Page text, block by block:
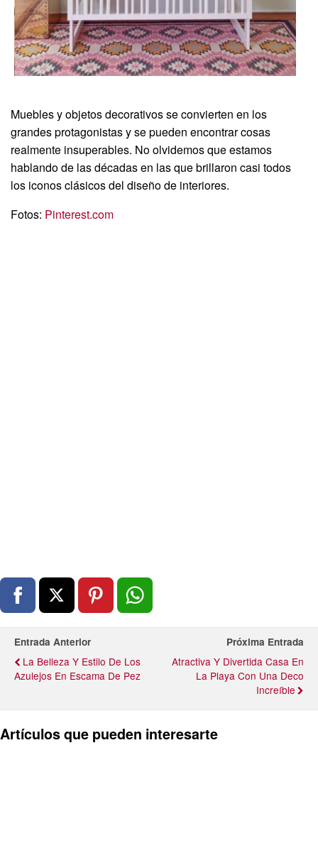
Muebles y objetos decorativos se convierten en los
grandes protagonistas y se pueden encontrar cosas
realmente insuperables. No olvidemos que estamos
hablando de las décadas en las que brillaron casi todos
los iconos clásicos del diseño de interiores.
Fotos: Pinterest.com
Entrada Anterior
La Belleza Y Estilo De Los
Azulejos En Escama De Pez
Próxima Entrada
Atractiva Y Divertida Casa En
La Playa Con Una Deco
Increíble
Artículos que pueden interesarte